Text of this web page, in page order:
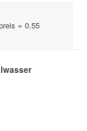
= 0.55